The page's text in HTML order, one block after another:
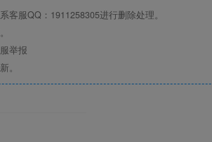
服QQ：1911258305进行删除处理。
举报
。